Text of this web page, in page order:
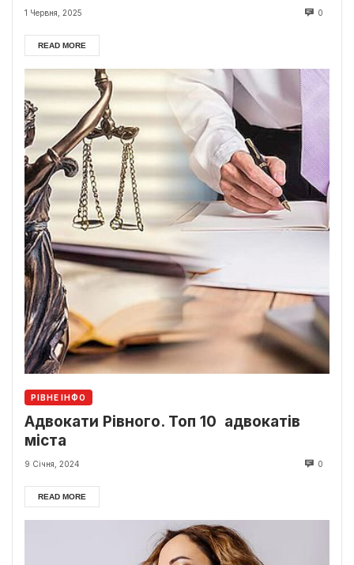
1 Червня, 2025 0
READ MORE
РІВНЕ ІНФО
Адвокати Рівного. Топ 10 адвокатів
міста
9 Січня, 2024 0
READ MORE